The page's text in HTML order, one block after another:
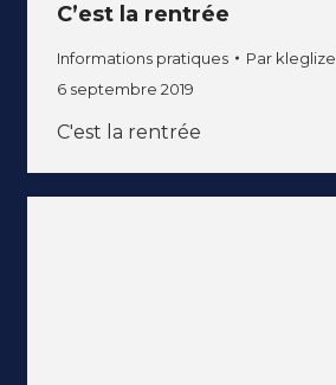
C’est la rentrée
Informations pratiques Par kleglize
6 septembre 2019
C'est la rentrée